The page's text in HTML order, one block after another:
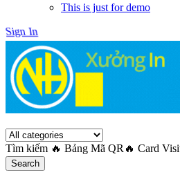
This is just for demo
Sign In
Tìm kiếm 🔥 Bảng Mã QR 🔥 Card
Search